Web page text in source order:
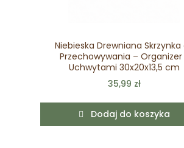
Niebieska Drewniana Skrzynka
Przechowywania – Organizer
Uchwytami 30x20x13,5 cm
35,99 zł
Dodaj do koszyka